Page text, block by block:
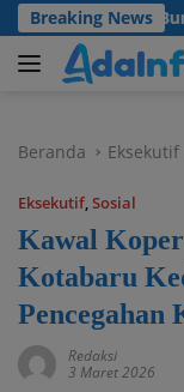
Langsung
ke
konten
Breaking News
Bumbu
Beranda Eksekutif
Eksekutif,Sosial
Kawal
Kotabaru
Pencegahan
Redaksi
3 Maret 2026